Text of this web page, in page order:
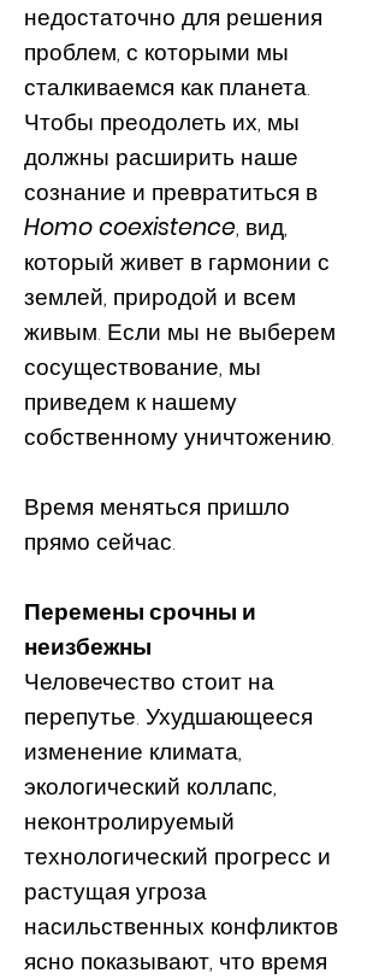
недостаточно для решения
проблем, с которыми мы
сталкиваемся как планета.
Чтобы преодолеть их, мы
должны расширить наше
сознание и превратиться в
Homo coexistence, вид,
который живет в гармонии с
землей, природой и всем
живым. Если мы не выберем
сосуществование, мы
приведем к нашему
собственному уничтожению.
Время меняться пришло
прямо сейчас.
Перемены срочны и
неизбежны
Человечество стоит на
перепутье. Ухудшающееся
изменение климата,
экологический коллапс,
неконтролируемый
технологический прогресс и
растущая угроза
насильственных конфликтов
ясно показывают, что время